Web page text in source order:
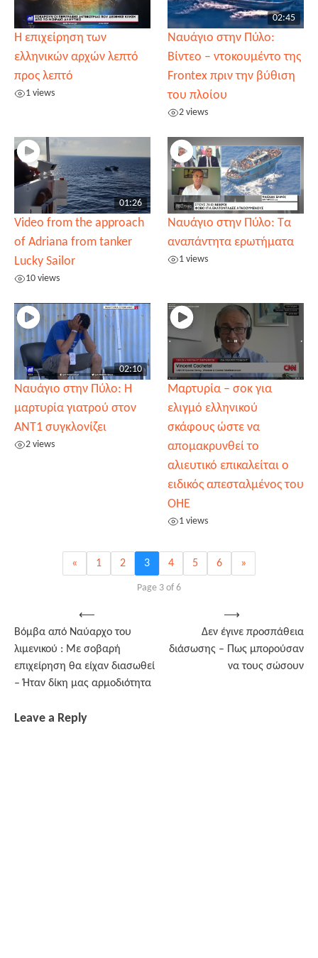
Η επιχείρηση των
ελληνικών αρχών λεπτό
προς λεπτό
1 views
02:45
Ναυάγιο στην Πύλο:
Βίντεο – ντοκουμέντο της
Frontex πριν την βύθιση
του πλοίου
2 views
01:26
Video from the approach
of Adriana from tanker
Lucky Sailor
10 views
Ναυάγιο στην Πύλο: Τα
αναπάντητα ερωτήματα
1 views
02:10
Ναυάγιο στην Πύλο: Η
μαρτυρία γιατρού στον
ΑΝΤ1 συγκλονίζει
2 views
Μαρτυρία – σοκ για
ελιγμό ελληνικού
σκάφους ώστε να
απομακρυνθεί το
αλιευτικό επικαλείται ο
ειδικός απεσταλμένος του
ΟΗΕ
1 views
« 1 2 3 4 5 6 »
Page 3 of 6
navigation
⟵
Βόμβα από Ναύαρχο του
λιμενικού : Με σοβαρή
επιχείρηση θα είχαν διασωθεί
– Ήταν δίκη μας αρμοδιότητα
Δεν έγινε προσπάθεια
διάσωσης – Πως μπορούσαν
να τους σώσουν
⟶
Leave a Reply